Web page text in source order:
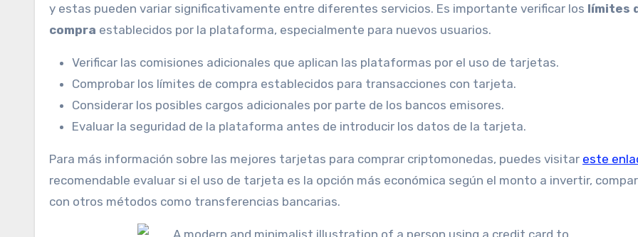
y estas pueden variar significativamente entre diferentes servicios. Es importante verificar los límites
compra establecidos por la plataforma, especialmente para nuevos usuarios.
Verificar las comisiones adicionales que aplican las plataformas por el uso de tarjetas.
Comprobar los límites de compra establecidos para transacciones con tarjeta.
Considerar los posibles cargos adicionales por parte de los bancos emisores.
Evaluar la seguridad de la plataforma antes de introducir los datos de la tarjeta.
Para más información sobre las mejores tarjetas para comprar criptomonedas, puedes visitar este
recomendable evaluar si el uso de tarjeta es la opción más económica según el monto a invertir,
con otros métodos como transferencias bancarias.